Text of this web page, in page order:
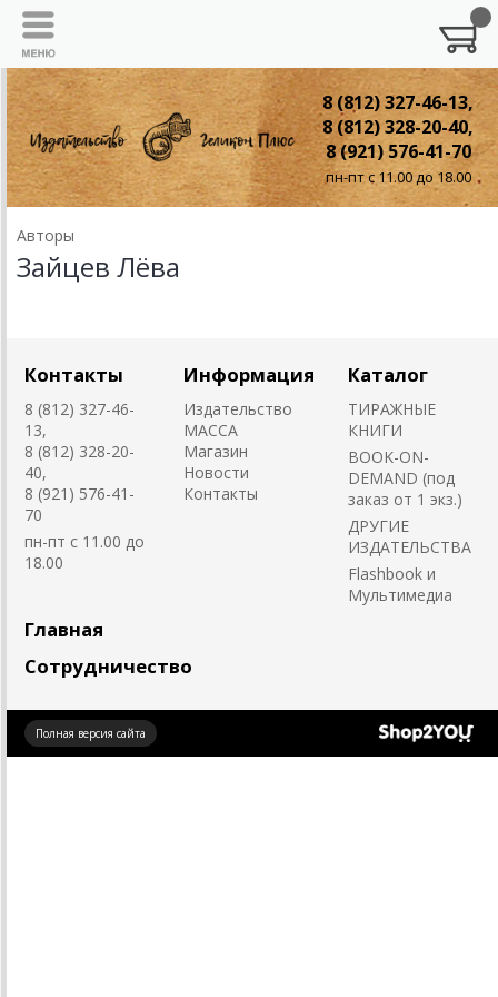
8 (812) 327-46-13,
8 (812) 328-20-40,
8 (921) 576-41-70
пн-пт с 11.00 до 18.00
Авторы
Зайцев Лёва
Контакты
8 (812) 327-46-
13,
8 (812) 328-20-
40,
8 (921) 576-41-
70
пн-пт с 11.00 до
18.00
Информация
Издательство
MACCA
Магазин
Новости
Контакты
Каталог
ТИРАЖНЫЕ
КНИГИ
BOOK-ON-
DEMAND (под
заказ от 1 экз.)
ДРУГИЕ
ИЗДАТЕЛЬСТВА
Flashbook и
Мультимедиа
Главная
Сотрудничество
Полная версия сайта